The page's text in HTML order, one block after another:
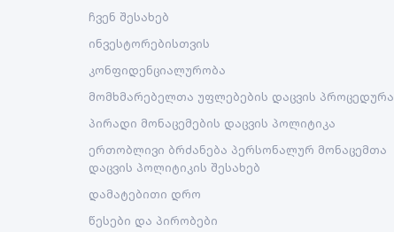
ჩვენ შესახებ
ინვესტორებისთვის
კონფიდენციალურობა
მომხმარებელთა უფლებების დაცვის პროცედურა
პირადი მონაცემების დაცვის პოლიტიკა
ერთობლივი ბრძანება პერსონალურ მონაცემთა
დაცვის პოლიტიკის შესახებ
დამატებითი დრო
წესები და პირობები